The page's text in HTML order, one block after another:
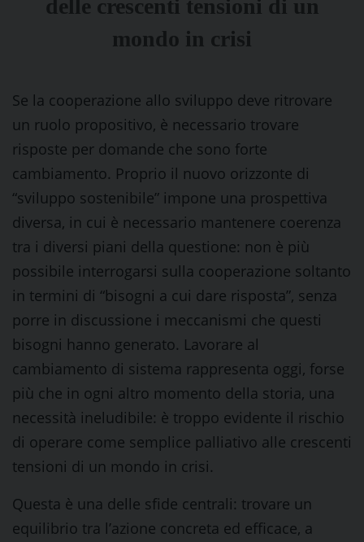
delle crescenti tensioni di un
mondo in crisi
Se la cooperazione allo sviluppo deve ritrovare
un ruolo propositivo, è necessario trovare
risposte per domande che sono forte
cambiamento. Proprio il nuovo orizzonte di
“sviluppo sostenibile” impone una prospettiva
diversa, in cui è necessario mantenere coerenza
tra i diversi piani della questione: non è più
possibile interrogarsi sulla cooperazione soltanto
in termini di “bisogni a cui dare risposta”, senza
porre in discussione i meccanismi che questi
bisogni hanno generato. Lavorare al
cambiamento di sistema rappresenta oggi, forse
più che in ogni altro momento della storia, una
necessità ineludibile: è troppo evidente il rischio
di operare come semplice palliativo alle crescenti
tensioni di un mondo in crisi.
Questa è una delle sfide centrali: trovare un
equilibrio tra l’azione concreta ed efficace, a